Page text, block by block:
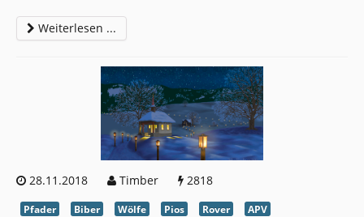
Weiterlesen ...
28.11.2018 Timber 2818
Pfader Biber Wölfe Pios Rover APV